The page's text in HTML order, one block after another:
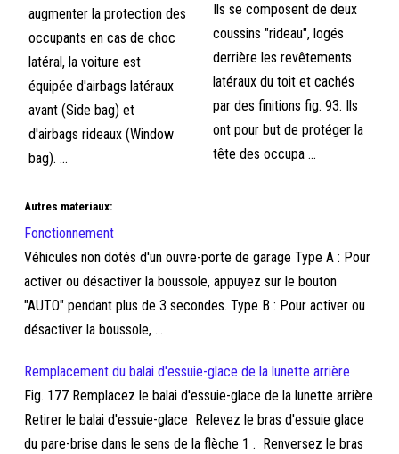
augmenter la protection des
occupants en cas de choc
latéral, la voiture est
équipée d'airbags latéraux
avant (Side bag) et
d'airbags rideaux (Window
bag). ...
Ils se composent de deux
coussins "rideau", logés
derrière les revêtements
latéraux du toit et cachés
par des finitions fig. 93. Ils
ont pour but de protéger la
tête des occupa ...
Autres materiaux:
Fonctionnement
Véhicules non dotés d'un ouvre-porte de garage Type A : Pour
activer ou désactiver la boussole, appuyez sur le bouton
"AUTO" pendant plus de 3 secondes. Type B : Pour activer ou
désactiver la boussole, ...
Remplacement du balai d'essuie-glace de la lunette arrière
Fig. 177 Remplacez le balai d'essuie-glace de la lunette arrière
Retirer le balai d'essuie-glace Relevez le bras d'essuie glace
du pare-brise dans le sens de la flèche 1 . Renversez le bras